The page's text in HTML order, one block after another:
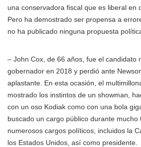
una conservadora fiscal que es liberal en
Pero ha demostrado ser propensa a
no ha publicado ninguna propuesta
– John Cox, de 66 años, fue el candidato
gobernador en 2018 y perdió ante
aplastante. En esta ocasión, el
mostrado los instintos de un showman,
con un oso Kodiak como con una bola
buscado un cargo público durante mucho
numerosos cargos políticos, incluidos la
los Estados Unidos, así como presidente.